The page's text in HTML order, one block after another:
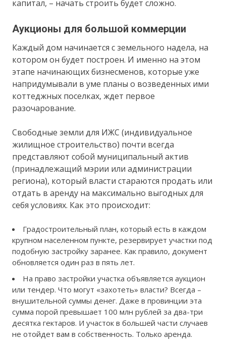
капитал, – начать строить будет сложно.
Аукционы для большой коммерции
Каждый дом начинается с земельного надела, на
котором он будет построен. И именно на этом
этапе начинающих бизнесменов, которые уже
напридумывали в уме планы о возведенных ими
коттеджных поселках, ждет первое
разочарование.
Свободные земли для ИЖС (индивидуальное
жилищное строительство) почти всегда
представляют собой муниципальный актив
(принадлежащий мэрии или администрации
региона), который власти стараются продать или
отдать в аренду на максимально выгодных для
себя условиях. Как это происходит:
Градостроительный план, который есть в каждом
крупном населенном пункте, резервирует участки под
подобную застройку заранее. Как правило, документ
обновляется один раз в пять лет.
На право застройки участка объявляется аукцион
или тендер. Что могут «захотеть» власти? Всегда –
внушительной суммы денег. Даже в провинции эта
сумма порой превышает 100 млн рублей за два-три
десятка гектаров. И участок в большей части случаев
не отойдет вам в собственность. Только аренда.